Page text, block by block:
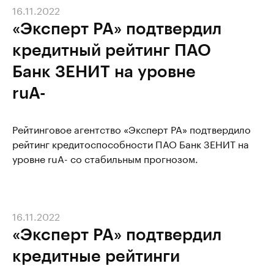
«Эксперт РА» подтвердил
кредитный рейтинг ПАО
Банк ЗЕНИТ на уровне
ruA-
16.11.2022
Рейтинговое агентство «Эксперт РА» подтвердило
рейтинг кредитоспособности ПАО Банк ЗЕНИТ на
уровне ruA- со стабильным прогнозом.
«Эксперт РА» подтвердил
кредитные рейтинги
16.11.2022